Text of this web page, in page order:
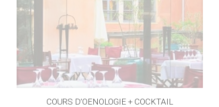
COURS D’OENOLOGIE + COCKTAIL